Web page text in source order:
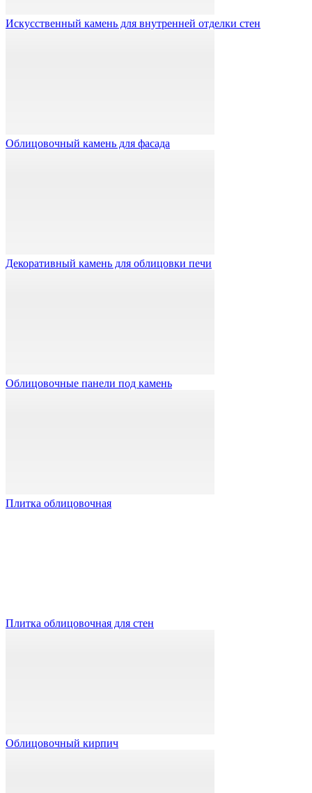
Искусственный камень для внутренней отделки стен
Облицовочный камень для фасада
Декоративный камень для облицовки печи
Облицовочные панели под камень
Плитка облицовочная
Плитка облицовочная для стен
Облицовочный кирпич